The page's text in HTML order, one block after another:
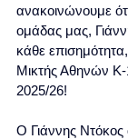
ανακοινώνουμε
ομάδας μας,
κάθε
Μικτής Αθηνών Κ-
2025/26!
Ο Γιάννης